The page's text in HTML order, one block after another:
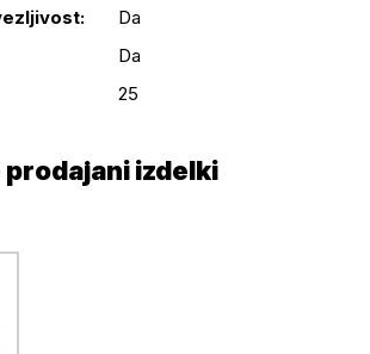
Da
Da
25
prodajani izdelki